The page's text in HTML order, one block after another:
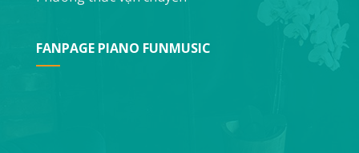
FANPAGE PIANO FUNMUSIC